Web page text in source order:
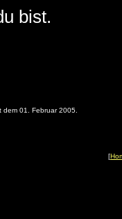
bist.
dem 01. Februar 2005.
[